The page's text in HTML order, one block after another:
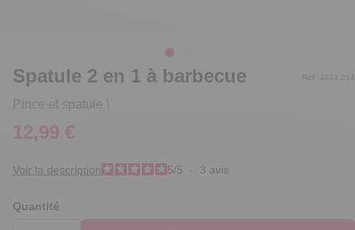
Spatule 2 en 1 à barbecue
Pince et spatule !
Réf. 4443.214
12,99 €
Voir la description 5/5 - 3 avis
Quantité